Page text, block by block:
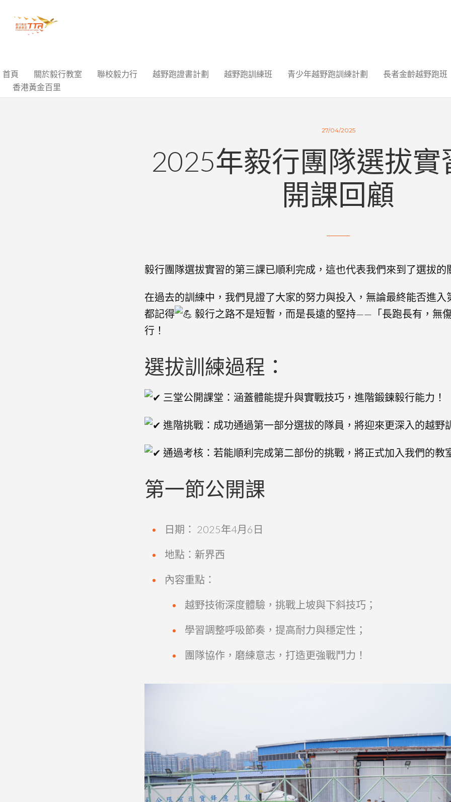
首頁 關於毅行教室 聯校毅力行 越野跑證書計劃 越野跑訓練班 青少年越野跑訓練計劃 長者金齡越野跑班
香港黃金百里
27/04/2025
2025年毅行團隊選拔實
開課回顧
毅行團隊選拔實習的第三課已順利完成，這也代表我們來到了選拔的
在過去的訓練中，我們見證了大家的努力與投入，無論最終能否進入
都記得
毅行之路不是短暫，而是長遠的堅持——「長跑長有，無
行！
選拔訓練過程：
三堂公開課堂：涵蓋體能提升與實戰技巧，進階鍛鍊毅行能力！
進階挑戰：成功通過第一部分選拔的隊員，將迎來更深入的越野
通過考核：若能順利完成第二部份的挑戰，將正式加入我們的教
第一節公開課
日期： 2025年4月6日
地點：新界西
內容重點：
越野技術深度體驗，挑戰上坡與下斜技巧；
學習調整呼吸節奏，提高耐力與穩定性；
團隊協作，磨練意志，打造更強戰鬥力！